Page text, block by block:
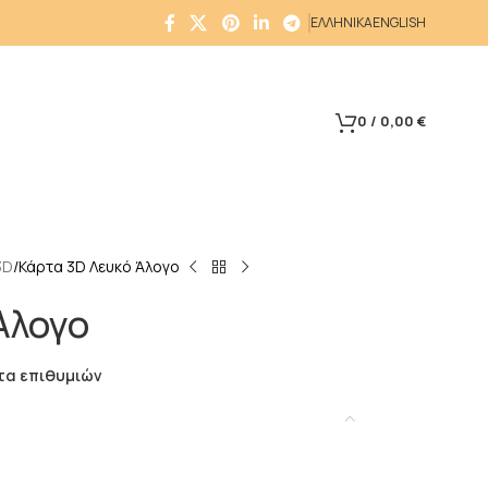
ΕΛΛΗΝΙΚΑENGLISH
0 / 0,00 €
Κάρτα 3D Λευκό Άλογο
επιθυμιών